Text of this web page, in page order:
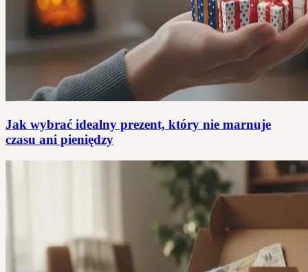
Jak wybrać idealny prezent, który nie marnuje
czasu ani pieniędzy